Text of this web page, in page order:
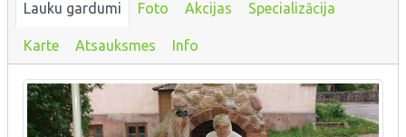
Lauku gardumi Foto Akcijas Specializācija
Karte Atsauksmes Info